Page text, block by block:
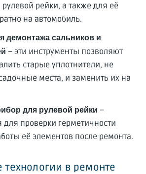
рейки, а также для её
на автомобиль.
демонтажа сальников и
– эти инструменты позволяют
старые уплотнители, не
места, и заменить их на
для рулевой рейки –
для проверки герметичности
её элементов после ремонта.
в ремонте